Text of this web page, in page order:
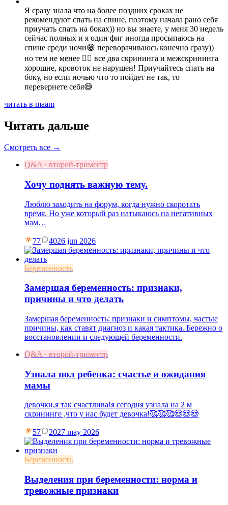
Я сразу знала что на более поздних сроках не
рекомендуют спать на спине, поэтому начала рано себя
приучать спать на боках)) но вы знаете, у меня 30 недель
сейчас полных и я один фиг иногда просыпаюсь на
спине среди ночи😁 переворачиваюсь конечно сразу))
но тем не менее 🤷‍♀️ все два скрининга и межскрининга
хорошие, кровоток не нарушен! Приучайтесь спать на
боку, но если ночью что то пойдет не так, то
перевернете себя😅
читать в maam
Читать дальше
Смотреть все →
Q&A · второй-триместр
Хочу поднять важную тему.
Люблю заходить на форум, когда нужно скоротать
время. Но уже который раз натыкаюсь на негативных
мам…
77 4026 jun 2026
Беременность
Замершая беременность: признаки,
причины и что делать
Замершая беременность: признаки и симптомы, частые
причины, как ставят диагноз и какая тактика. Бережно о
восстановлении и следующей беременности.
Q&A · второй-триместр
Узнала пол ребенка: счастье и ожидания
мамы
девочки,я так счастлива!я сегодня узнала на 2 м
скрининге ,что у нас будет девочка!🥰🥰🥰😍😍😍
57 2027 may 2026
Беременность
Выделения при беременности: норма и
тревожные признаки